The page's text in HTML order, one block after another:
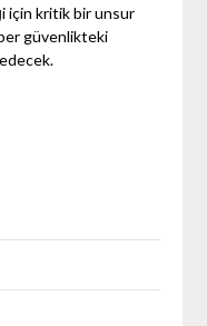
için kritik bir unsur
güvenlikteki